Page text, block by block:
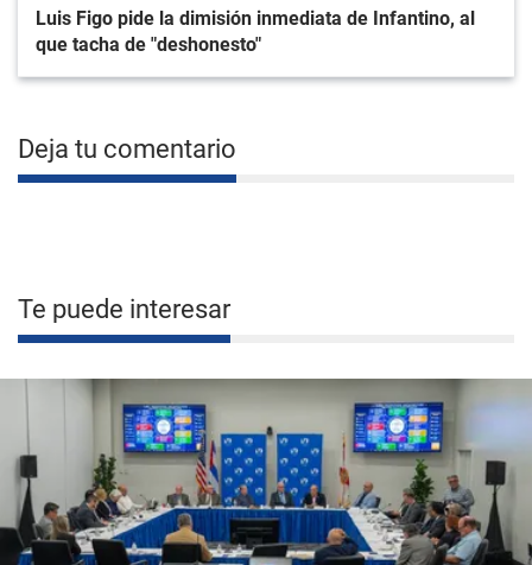
Luis Figo pide la dimisión inmediata de Infantino, al
que tacha de "deshonesto"
Deja tu comentario
Te puede interesar